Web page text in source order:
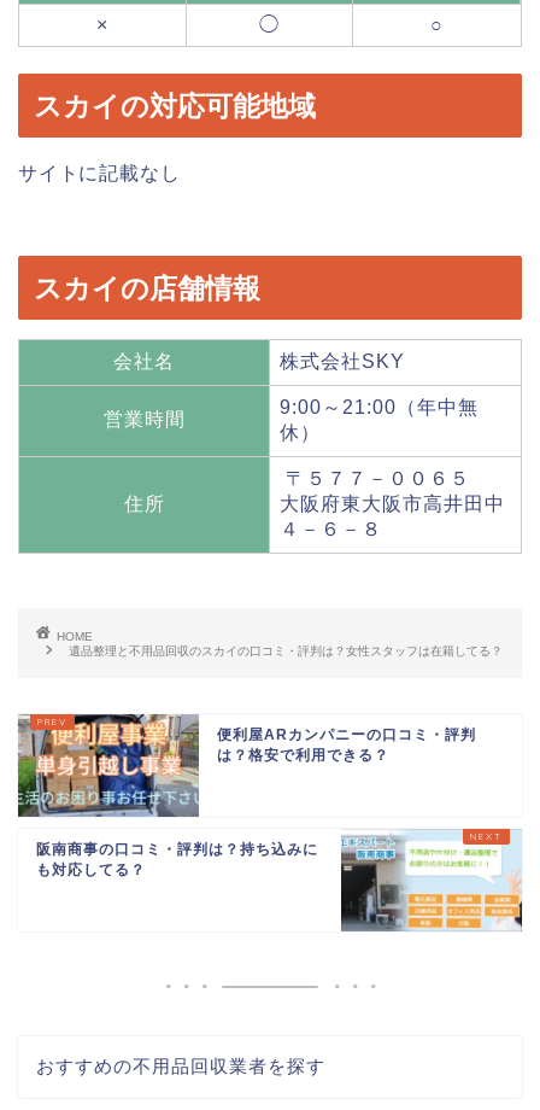
× ◯ ○
スカイの対応可能地域
サイトに記載なし
スカイの店舗情報
会社名 株式会社SKY
営業時間
9:00～21:00（年中無
休）
住所
〒５７７－００６５
大阪府東大阪市高井田中
４－６－８
HOME
遺品整理と不用品回収のスカイの口コミ・評判は？女性スタッフは在籍してる？
便利屋ARカンパニーの口コミ・評判
は？格安で利用できる？
阪南商事の口コミ・評判は？持ち込みに
も対応してる？
おすすめの不用品回収業者を探す